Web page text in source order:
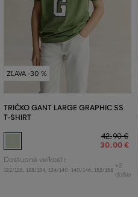
ZĽAVA -30 %
TRIČKO GANT LARGE GRAPHIC SS
T-SHIRT
42,90 €
30,00 €
Dostupné veľkosti:
122/128 128/134 134/140 140/146 152/158
+2
ďalšie